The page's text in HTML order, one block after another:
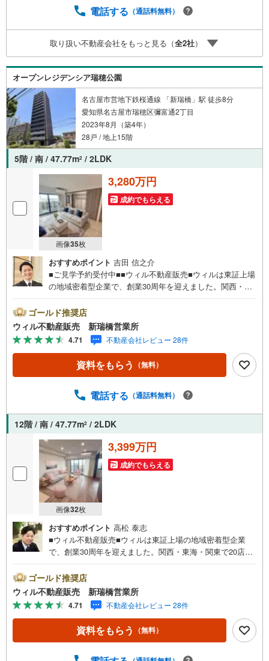
ズスペースあり◎営業時間 10:00～19:00（定休日無し） 上
軽にご連絡下さい！現地を見学される場合は「室内・現地
を見学する（無料）」ボタンよりご希望の日時をご記入い
ただけますとスムーズにご案内が可能です。
電話する （通話料無料）
取り扱い不動産会社をもっと見る（全2社）
オープンレジデンシア瑞穂公園
名古屋市営地下鉄桜通線 「新瑞橋」駅 徒歩8分
愛知県名古屋市瑞穂区彌富通2丁目
2023年8月（築4年）
28戸 / 地上15階
5階 / 南 / 47.77m2 / 2LDK
画像35枚
3,280万円
成約でもらえる
おすすめポイント 吉田 信之介
■ご見学予約受付中■■ウィル不動産販売■ウィルは東証上場
の地域密着型企業で、創業30周年を迎えました。関西・東
たお手伝いも可能です。新瑞橋駅から徒歩1分の店舗には、
キッズスペースやおむつ替えスペースを完備しており、お
子様連れのお客様も安心してご利用いただけます。●平日の
お住まい探しの方へ●弊社では平日にご内覧や契約を希望さ
れるお客様のために、「平日会員制度」という割引プラン
をご用意しています。●お仕事で忙しい方へ●午前10時から
ければ、営業時間外でのご内覧にも対応いたします。ま
の内覧も可能です●弊社は定休日なく営業しており、当日の
ご内覧も承ります。弊社で掲載している物件以外にもご紹
介可能ですので、一度ご相談ください。物件に関すること
はもちろん、住宅ローンなどの資金面やリフォームに関す
ることなど、お住まいに関するどんなことでもお気軽にご
相談ください。
ゴールド推奨店
ウィル不動産販売 新瑞橋営業所
4.71 不動産会社レビュー 28件
資料をもらう （無料）
電話する （通話料無料）
12階 / 南 / 47.77m2 / 2LDK
画像32枚
3,399万円
成約でもらえる
おすすめポイント 高松 泰志
■ウィル不動産販売■ウィルは東証上場の地域密着型企業
で、創業30周年を迎えました。関西・東海・関東で20店舗
です。新瑞橋駅から徒歩1分の店舗には、キッズスペースや
おむつ替えスペースを完備しており、お子様連れのお客様
も安心してご利用いただけます。●平日のお住まい探しの方
へ●弊社では平日にご内覧や契約を希望されるお客様のため
に、「平日会員制度」という割引プランをご用意していま
す。●お仕事で忙しい方へ●午前10時から午後7時まで、毎
ゴールド推奨店
ウィル不動産販売 新瑞橋営業所
4.71 不動産会社レビュー 28件
資料をもらう （無料）